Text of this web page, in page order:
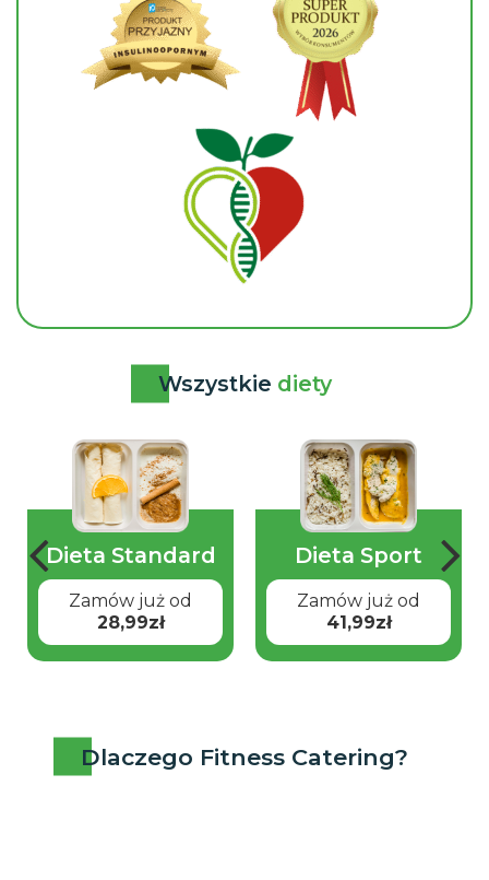
Wszystkie diety
Dieta Standard
Zamów już od
28,99zł
Dieta Sport
Zamów już od
41,99zł
Dlaczego Fitness Catering?